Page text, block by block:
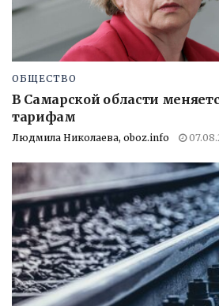
ОБЩЕСТВО
В Самарской области
тарифам
Людмила Николаева, oboz.info